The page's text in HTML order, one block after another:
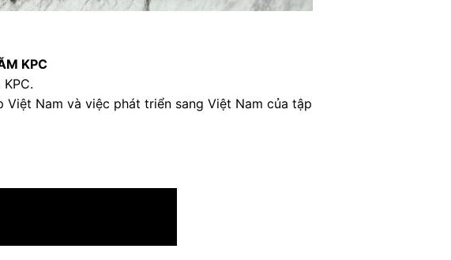
KPC
Nam và việc phát triển sang Việt Nam của tập